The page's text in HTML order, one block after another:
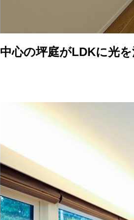
中心の坪庭がLDKに光